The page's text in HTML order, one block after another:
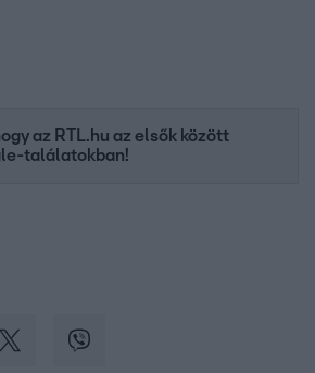
az RTL.hu az elsők között
találatokban!